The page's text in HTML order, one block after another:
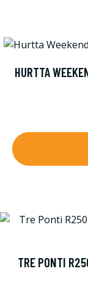
HURTTA
TRE PONTI